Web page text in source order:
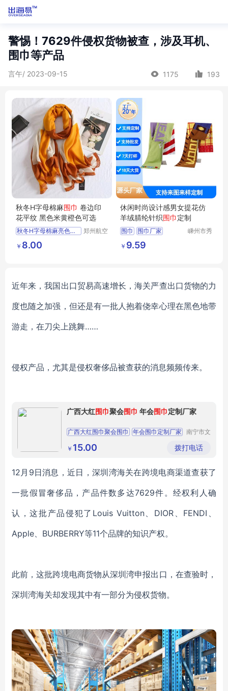
警惕！7629件侵权货物被查，涉及耳机、
围巾等产品
言午/ 2023-09-15 1175 193
秋冬H字母棉麻围巾 卷边印
花平纹 黑色米黄橙色可选
秋冬H字母棉麻亮色围巾
简约文艺围巾
郑州航空
￥ 8.00
休闲时尚设计感男女提花仿
羊绒腈纶针织围巾 定制
围巾
围巾厂家
围巾定制
围巾球迷
嵊州市秀
￥ 9.59
近年来，我国出口贸易高速增长，海关严查出口货物的力
度也随之加强，但还是有一批人抱着侥幸心理在黑色地带
游走，在刀尖上跳舞……
侵权产品，尤其是侵权奢侈品被查获的消息频频传来。
广西大红围巾聚会围巾 年会围巾定制厂家
广西大红围巾聚会围巾 年会围巾定制厂家
南宁市文
经营部
￥ 15.00 拨打电话
12月9日消息，近日，深圳湾海关在跨境电商渠道查获了
一批假冒奢侈品，产品件数多达7629件。经权利人确
认，这批产品侵犯了Louis Vuitton、DIOR、FENDI、
Apple、BURBERRY等11个品牌的知识产权。
此前，这批跨境电商货物从深圳湾申报出口，在查验时，
深圳湾海关却发现其中有一部分为侵权货物。